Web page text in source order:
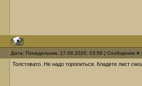
Дата: Понедельник, 17.08.2020, 03:56 | Сообщение #
Толстовато. Не надо торопиться. Кладете лист